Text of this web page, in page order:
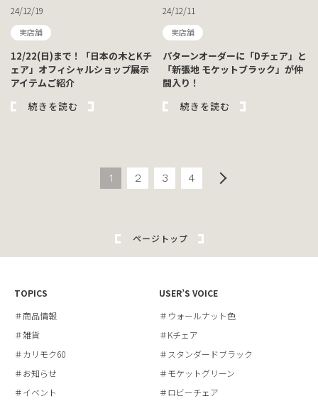
24/12/19
実店舗
12/22(日)まで！「日本の木とKチ
ェア」オフィシャルショップ展示
アイテムご紹介
続きを読む
24/12/11
実店舗
パターンオーダーに「Dチェア」と
「新張地 モケットブラック」が仲
間入り！
続きを読む
1 2 3 4
ページトップ
TOPICS
＃商品情報
＃雑貨
＃カリモク60
＃お知らせ
＃イベント
USER’S VOICE
＃ウォールナット色
＃Kチェア
＃スタンダードブラック
＃モケットグリーン
＃ロビーチェア